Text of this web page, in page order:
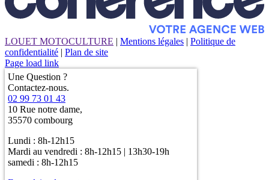
LOUET MOTOCULTURE | Mentions légales | Politique de
confidentialité | Plan de site
Page load link
Une Question ?
Contactez-nous.
02 99 73 01 43
10 Rue notre dame,
35570 combourg
Lundi : 8h-12h15
Mardi au vendredi : 8h-12h15 | 13h30-19h
samedi : 8h-12h15